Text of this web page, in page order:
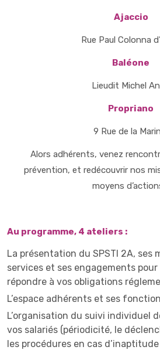
Ajaccio
Rue Paul Colonna
Baléone
Lieudit Michel
Propriano
9 Rue de la
Alors adhérents, venez
prévention, et redécouvrir nos
moyens
Au programme, 4 ateliers :
La présentation du SPSTI 2A, ses
services et ses engagements pour
répondre à vos obligations
L’espace adhérents et ses
L’organisation du suivi individuel
vos salariés (périodicité, le
les procédures en cas